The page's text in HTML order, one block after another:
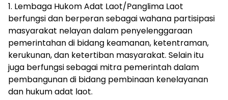
1. Lembaga Hukom Adat Laot/Panglima Laot
berfungsi dan berperan sebagai wahana partisipasi
masyarakat nelayan dalam penyelenggaraan
pemerintahan di bidang keamanan, ketentraman,
kerukunan, dan ketertiban masyarakat. Selain itu
juga berfungsi sebagai mitra pemerintah dalam
pembangunan di bidang pembinaan kenelayanan
dan hukum adat laot.